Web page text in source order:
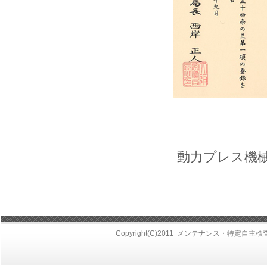
動力プレス機
Copyright(C)2011 メンテナンス・特定自主検